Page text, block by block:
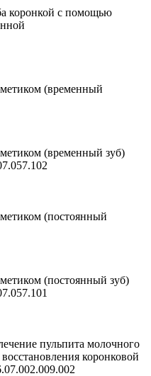
коронкой с помощью
(временный
(временный зуб)
(постоянный
(постоянный зуб)
пульпита молочного
коронковой